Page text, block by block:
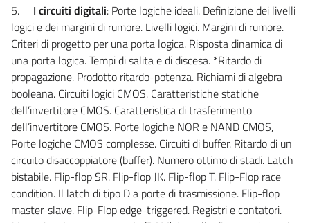
5. I circuiti digitali: Porte logiche ideali. Definizione dei livelli
logici e dei margini di rumore. Livelli logici. Margini di rumore.
Criteri di progetto per una porta logica. Risposta dinamica di
una porta logica. Tempi di salita e di discesa. *Ritardo di
propagazione. Prodotto ritardo-potenza. Richiami di algebra
booleana. Circuiti logici CMOS. Caratteristiche statiche
dell’invertitore CMOS. Caratteristica di trasferimento
dell’invertitore CMOS. Porte logiche NOR e NAND CMOS,
Porte logiche CMOS complesse. Circuiti di buffer. Ritardo di un
circuito disaccoppiatore (buffer). Numero ottimo di stadi. Latch
bistabile. Flip-flop SR. Flip-flop JK. Flip-flop T. Flip-Flop race
condition. Il latch di tipo D a porte di trasmissione. Flip-flop
master-slave. Flip-Flop edge-triggered. Registri e contatori.